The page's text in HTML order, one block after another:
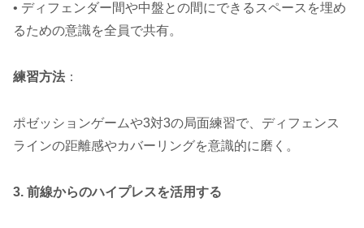
• ディフェンダー間や中盤との間にできるスペースを埋め
るための意識を全員で共有。
練習方法 ：
ポゼッションゲームや3対3の局面練習で、ディフェンス
ラインの距離感やカバーリングを意識的に磨く。
3. 前線からのハイプレスを活用する